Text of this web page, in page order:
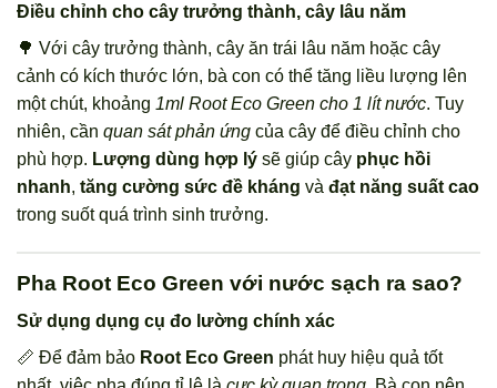
Điều chỉnh cho cây trưởng thành, cây lâu năm
🌳 Với cây trưởng thành, cây ăn trái lâu năm hoặc cây
cảnh có kích thước lớn, bà con có thể tăng liều lượng lên
một chút, khoảng 1ml Root Eco Green cho 1 lít nước. Tuy
nhiên, cần quan sát phản ứng của cây để điều chỉnh cho
phù hợp. Lượng dùng hợp lý sẽ giúp cây phục hồi
nhanh, tăng cường sức đề kháng và đạt năng suất cao
trong suốt quá trình sinh trưởng.
Pha Root Eco Green với nước sạch ra sao?
Sử dụng dụng cụ đo lường chính xác
📏 Để đảm bảo Root Eco Green phát huy hiệu quả tốt